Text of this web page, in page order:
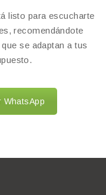
listo para escucharte
recomendándote
se adaptan a tus
WhatsApp